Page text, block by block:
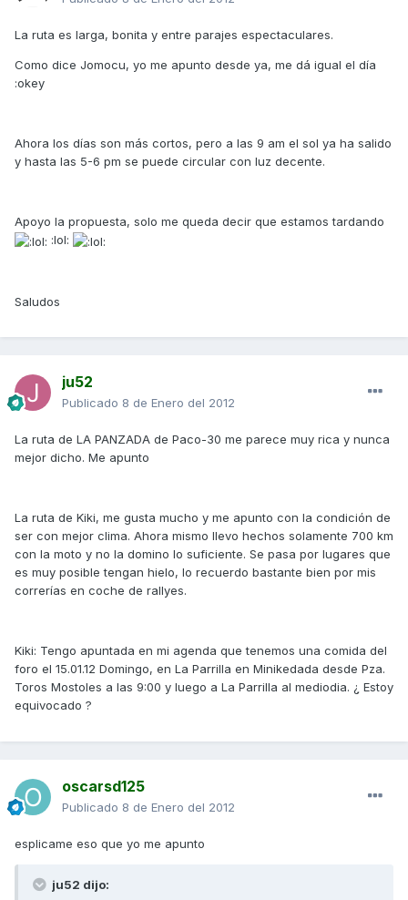
La ruta es larga, bonita y entre parajes espectaculares.
Como dice Jomocu, yo me apunto desde ya, me dá igual el día
:okey
Ahora los días son más cortos, pero a las 9 am el sol ya ha salido
y hasta las 5-6 pm se puede circular con luz decente.
Apoyo la propuesta, solo me queda decir que estamos tardando
:lol:
Saludos
ju52
Publicado 8 de Enero del 2012
La ruta de LA PANZADA de Paco-30 me parece muy rica y nunca
mejor dicho. Me apunto
La ruta de Kiki, me gusta mucho y me apunto con la condición de
ser con mejor clima. Ahora mismo llevo hechos solamente 700 km
con la moto y no la domino lo suficiente. Se pasa por lugares que
es muy posible tengan hielo, lo recuerdo bastante bien por mis
correrías en coche de rallyes.
Kiki: Tengo apuntada en mi agenda que tenemos una comida del
foro el 15.01.12 Domingo, en La Parrilla en Minikedada desde Pza.
Toros Mostoles a las 9:00 y luego a La Parrilla al mediodia. ¿ Estoy
equivocado ?
oscarsd125
Publicado 8 de Enero del 2012
esplicame eso que yo me apunto
ju52 dijo: